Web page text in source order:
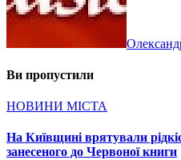
Ви пропустили
НОВИНИ МІСТА
На Київщині врятували
занесеного до Червоної книги